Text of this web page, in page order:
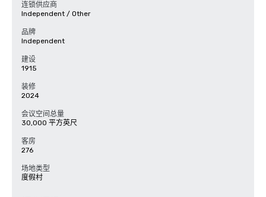
连锁供应商
Independent / Other
品牌
Independent
建设
1915
装修
2024
会议空间总量
30,000 平方英尺
客房
276
场地类型
度假村